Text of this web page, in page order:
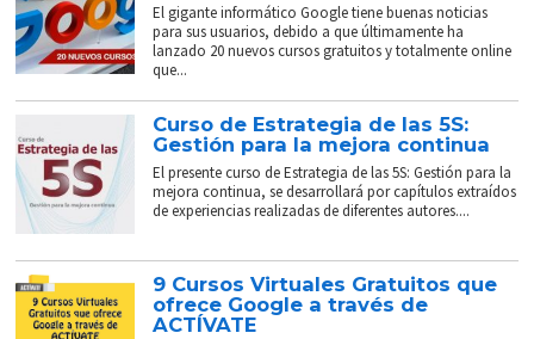
El gigante informático Google tiene buenas noticias
para sus usuarios, debido a que últimamente ha
lanzado 20 nuevos cursos gratuitos y totalmente online
que...
Curso de Estrategia de las 5S:
Gestión para la mejora continua
El presente curso de Estrategia de las 5S: Gestión para la
mejora continua, se desarrollará por capítulos extraídos
de experiencias realizadas de diferentes autores....
9 Cursos Virtuales Gratuitos que
ofrece Google a través de
ACTÍVATE